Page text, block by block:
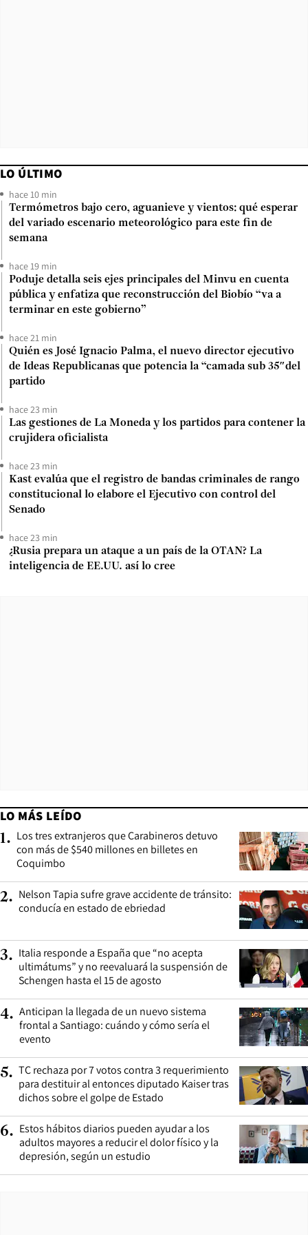
LO ÚLTIMO
hace 10 min
Termómetros bajo cero, aguanieve y vientos: qué esperar
del variado escenario meteorológico para este fin de
semana
hace 19 min
Poduje detalla seis ejes principales del Minvu en cuenta
pública y enfatiza que reconstrucción del Biobío “va a
terminar en este gobierno”
hace 21 min
Quién es José Ignacio Palma, el nuevo director ejecutivo
de Ideas Republicanas que potencia la “camada sub 35″del
partido
hace 23 min
Las gestiones de La Moneda y los partidos para contener la
crujidera oficialista
hace 23 min
Kast evalúa que el registro de bandas criminales de rango
constitucional lo elabore el Ejecutivo con control del
Senado
hace 23 min
¿Rusia prepara un ataque a un país de la OTAN? La
inteligencia de EE.UU. así lo cree
LO MÁS LEÍDO
1. Los tres extranjeros que Carabineros detuvo
con más de $540 millones en billetes en
Coquimbo
2. Nelson Tapia sufre grave accidente de tránsito:
conducía en estado de ebriedad
3. Italia responde a España que “no acepta
ultimátums” y no reevaluará la suspensión de
Schengen hasta el 15 de agosto
4. Anticipan la llegada de un nuevo sistema
frontal a Santiago: cuándo y cómo sería el
evento
5. TC rechaza por 7 votos contra 3 requerimiento
para destituir al entonces diputado Kaiser tras
dichos sobre el golpe de Estado
6. Estos hábitos diarios pueden ayudar a los
adultos mayores a reducir el dolor físico y la
depresión, según un estudio